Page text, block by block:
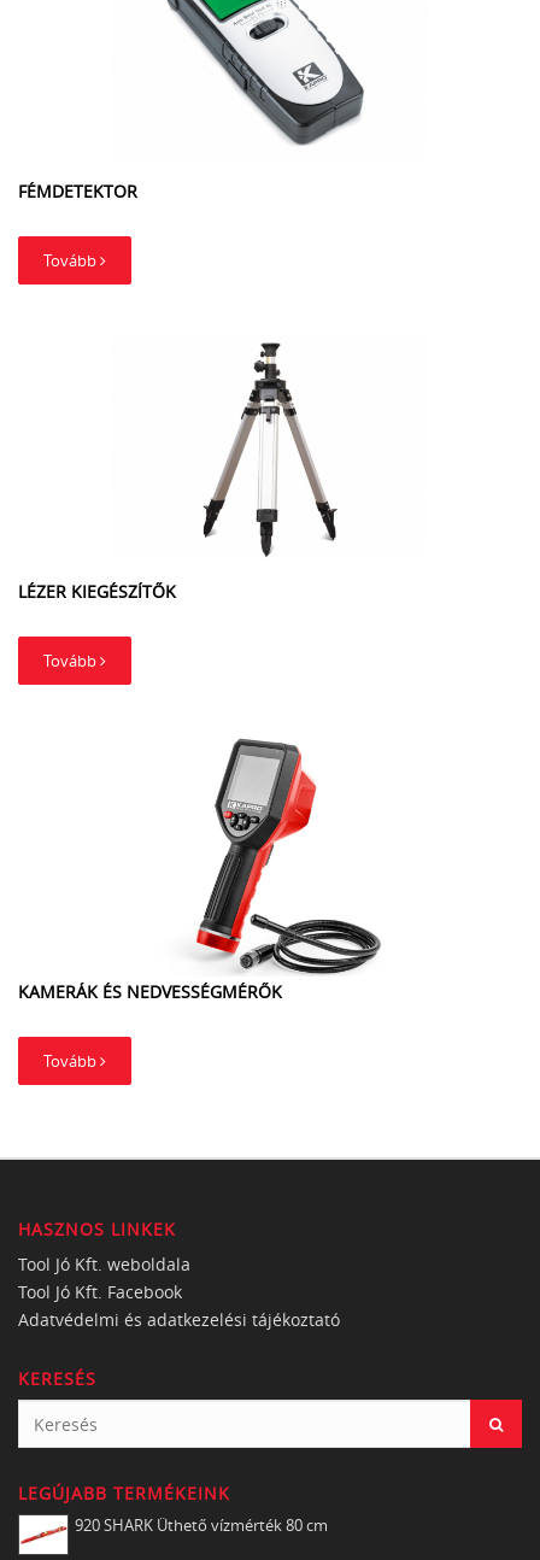
FÉMDETEKTOR
Tovább
LÉZER KIEGÉSZÍTŐK
Tovább
KAMERÁK ÉS NEDVESSÉGMÉRŐK
Tovább
HASZNOS LINKEK
Tool Jó Kft. weboldala
Tool Jó Kft. Facebook
Adatvédelmi és adatkezelési tájékoztató
KERESÉS
LEGÚJABB TERMÉKEINK
920 SHARK Üthető vízmérték 80 cm